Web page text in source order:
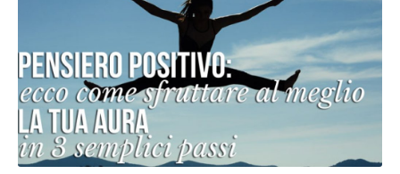
prezzo molto spesso vuol dire ridurre i profitti, la
marginalità o la qualità del proprio prodotto o
servizio. La maggior parte delle volte l’obiezione
riguardo al prezzo nasconde qualcosa di diverso.
Molto più spesso, chi cerca di contrattare il prezzo
lo fa perché ha una bassa considerazione del
valore reale di ciò che tu stai vendendo. (altro…)